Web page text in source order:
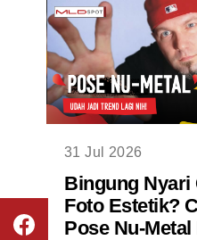
31 Jul 2026
Bingung Nyari
Foto Estetik?
Pose Nu-Metal